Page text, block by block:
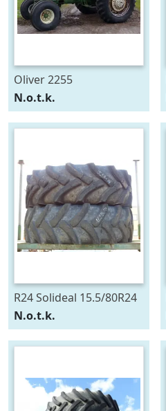
Oliver 2255
N.o.t.k.
R24 Solideal 15.5/80R24
N.o.t.k.